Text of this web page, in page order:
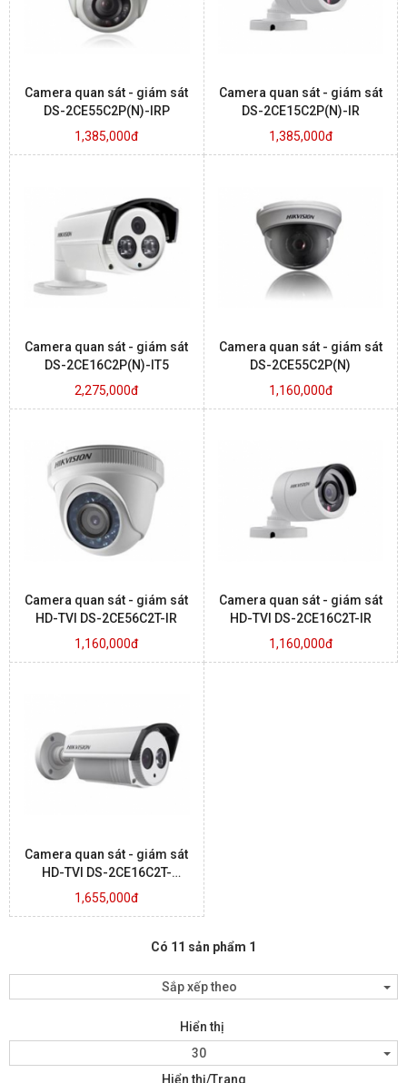
Camera quan sát - giám sát
DS-2CE55C2P(N)-IRP
1,385,000đ
Camera quan sát - giám sát
DS-2CE15C2P(N)-IR
1,385,000đ
Camera quan sát - giám sát
DS-2CE16C2P(N)-IT5
2,275,000đ
Camera quan sát - giám sát
DS-2CE55C2P(N)
1,160,000đ
Camera quan sát - giám sát
HD-TVI DS-2CE56C2T-IR
1,160,000đ
Camera quan sát - giám sát
HD-TVI DS-2CE16C2T-IR
1,160,000đ
Camera quan sát - giám sát
HD-TVI DS-2CE16C2T-
IT1.IT3
1,655,000đ
Có 11 sản phẩm 1
Sắp xếp theo
Hiển thị
30
Hiển thị/Trang